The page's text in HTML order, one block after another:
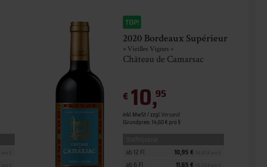
2020 Bordeaux Supérieur
» Vieilles Vignes «
Château de Camarsac
€ 10,95
inkl. MwSt. / zzgl.Versand
(Grundpreis: 14,60 € pro l)
ab 6 Fl. 11,65 €
ab 12 Fl. 10,95 €